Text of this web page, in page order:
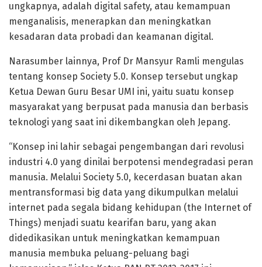
ungkapnya, adalah digital safety, atau kemampuan
menganalisis, menerapkan dan meningkatkan
kesadaran data probadi dan keamanan digital.
Narasumber lainnya, Prof Dr Mansyur Ramli mengulas
tentang konsep Society 5.0. Konsep tersebut ungkap
Ketua Dewan Guru Besar UMI ini, yaitu suatu konsep
masyarakat yang berpusat pada manusia dan berbasis
teknologi yang saat ini dikembangkan oleh Jepang.
“Konsep ini lahir sebagai pengembangan dari revolusi
industri 4.0 yang dinilai berpotensi mendegradasi peran
manusia. Melalui Society 5.0, kecerdasan buatan akan
mentransformasi big data yang dikumpulkan melalui
internet pada segala bidang kehidupan (the Internet of
Things) menjadi suatu kearifan baru, yang akan
didedikasikan untuk meningkatkan kemampuan
manusia membuka peluang-peluang bagi